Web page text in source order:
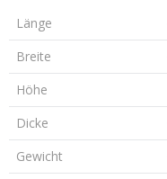
Länge
Breite
Höhe
Dicke
Gewicht